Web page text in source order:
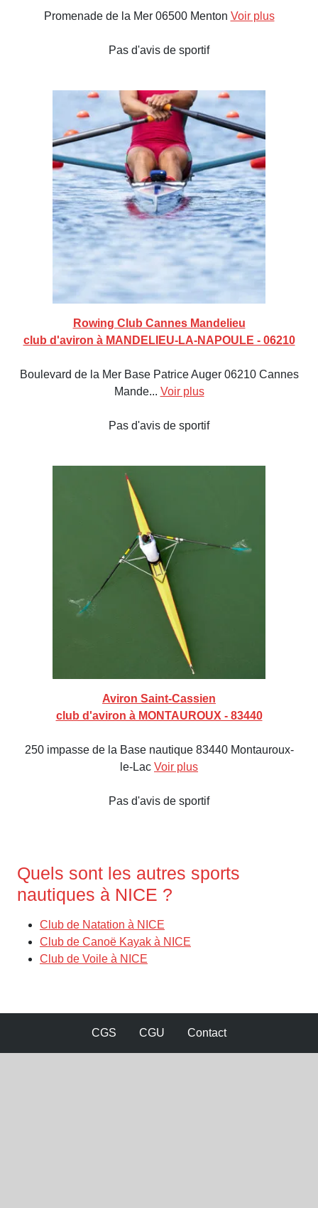
Promenade de la Mer 06500 Menton Voir plus
Pas d'avis de sportif
Rowing Club Cannes Mandelieu
club d'aviron à MANDELIEU-LA-NAPOULE - 06210
Boulevard de la Mer Base Patrice Auger 06210 Cannes
Mande... Voir plus
Pas d'avis de sportif
Aviron Saint-Cassien
club d'aviron à MONTAUROUX - 83440
250 impasse de la Base nautique 83440 Montauroux-
le-Lac Voir plus
Pas d'avis de sportif
Quels sont les autres sports
nautiques à NICE ?
Club de Natation à NICE
Club de Canoë Kayak à NICE
Club de Voile à NICE
CGS CGU Contact